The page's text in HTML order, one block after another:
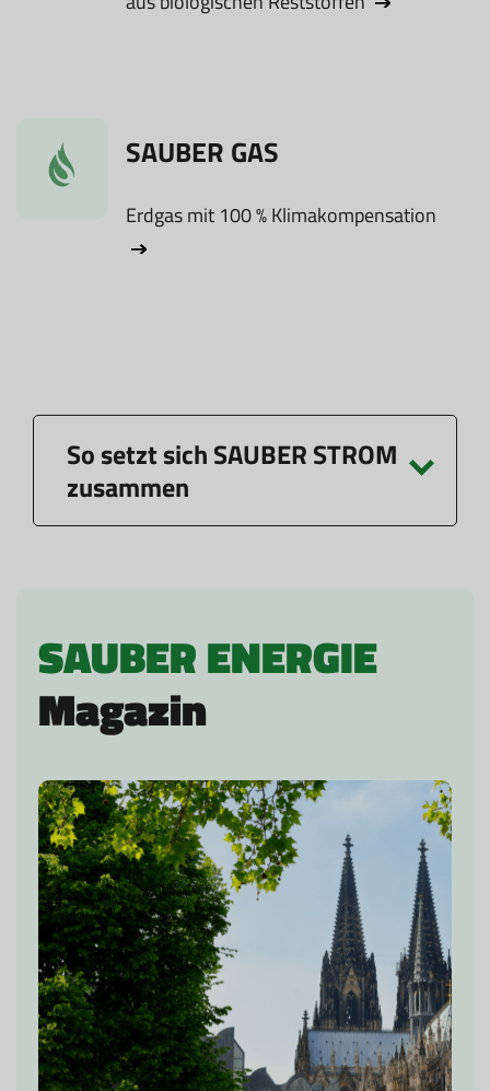
SAUBER GAS
Erdgas mit 100 % Klimakompensation
So setzt sich SAUBER STROM
zusammen
SAUBER ENERGIE
Magazin